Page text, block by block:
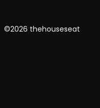
©2026 thehouseseat